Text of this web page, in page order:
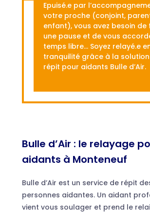
Epuisé.e par
votre proche (conjoint,
enfant), vous avez besoin de
une pause et de vous
temps libre… Soyez relayé.e
tranquilité grâce à la
répit pour aidants Bulle d’Air.
Bulle d’Air : le relayage
aidants à Monteneuf
Bulle d’Air est un service de répit
personnes aidantes. Un aidant
vient vous soulager et prend le